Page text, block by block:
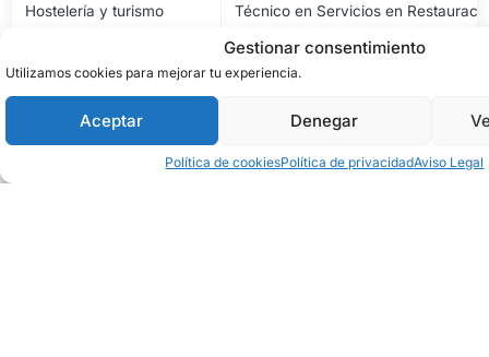
Gestionar consentimiento
Utilizamos cookies para mejorar tu experiencia.
Aceptar Denegar
Política de cookiesPolítica de privacidadAviso Legal
Hostelería y turismo Técnico en Servicios en
Imagen personal Técnico en Estética y Belleza
Imagen personal Técnico en Peluquería y Cosmética
Técnico en Vídeo Disc-Jockey y